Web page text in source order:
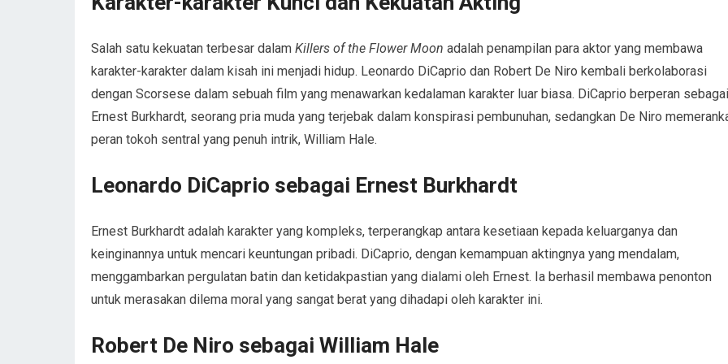
Salah satu kekuatan terbesar dalam Killers of the Flower Moon adalah penampilan para aktor yang membawa
karakter-karakter dalam kisah ini menjadi hidup. Leonardo DiCaprio dan Robert De Niro kembali berkolaborasi
dengan Scorsese dalam sebuah film yang menawarkan kedalaman karakter luar biasa. DiCaprio berperan sebagai
Ernest Burkhardt, seorang pria muda yang terjebak dalam konspirasi pembunuhan, sedangkan De Niro
peran tokoh sentral yang penuh intrik, William Hale.
Leonardo DiCaprio sebagai Ernest Burkhardt
Ernest Burkhardt adalah karakter yang kompleks, terperangkap antara kesetiaan kepada keluarganya dan
keinginannya untuk mencari keuntungan pribadi. DiCaprio, dengan kemampuan aktingnya yang mendalam,
menggambarkan pergulatan batin dan ketidakpastian yang dialami oleh Ernest. Ia berhasil membawa penonton
untuk merasakan dilema moral yang sangat berat yang dihadapi oleh karakter ini.
Robert De Niro sebagai William Hale